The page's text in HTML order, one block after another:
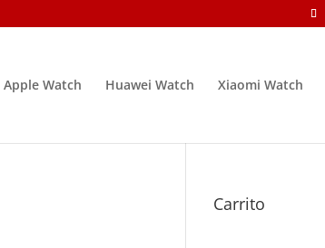
Apple Watch Huawei Watch Xiaomi Watch
Carrito